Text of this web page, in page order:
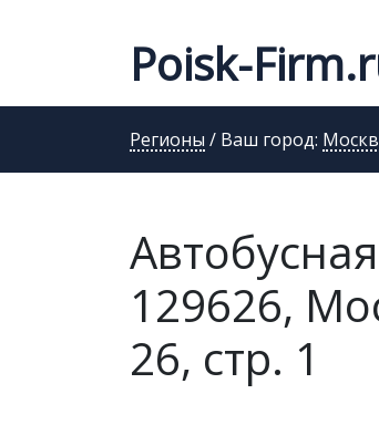
Poisk-
Регионы / Ваш город:
129626,
26, стр. 1